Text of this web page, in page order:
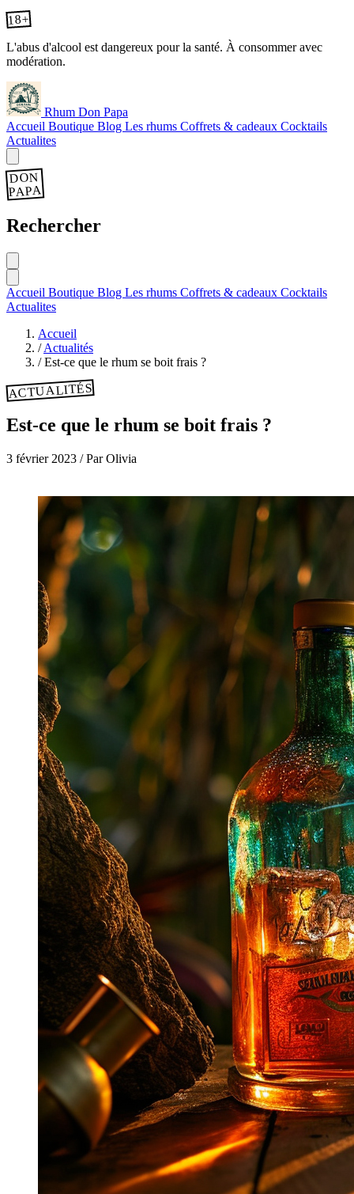
18+
L'abus d'alcool est dangereux pour la santé. À consommer avec
modération.
Rhum Don Papa
Accueil Boutique Blog Les rhums Coffrets & cadeaux Cocktails
Actualites
DON
PAPA
Rechercher
Accueil Boutique Blog Les rhums Coffrets & cadeaux Cocktails
Actualites
Accueil
/ Actualités
/ Est-ce que le rhum se boit frais ?
ACTUALITÉS
Est-ce que le rhum se boit frais ?
3 février 2023 / Par Olivia